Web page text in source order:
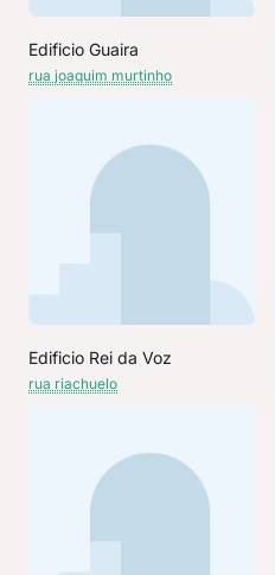
Edificio Guaira
rua joaquim murtinho
Edificio Rei da Voz
rua riachuelo